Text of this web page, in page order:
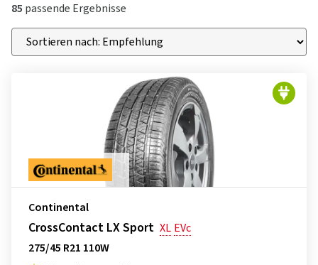
85 passende Ergebnisse
Continental
CrossContact LX Sport XL EVc
275/45 R21 110W